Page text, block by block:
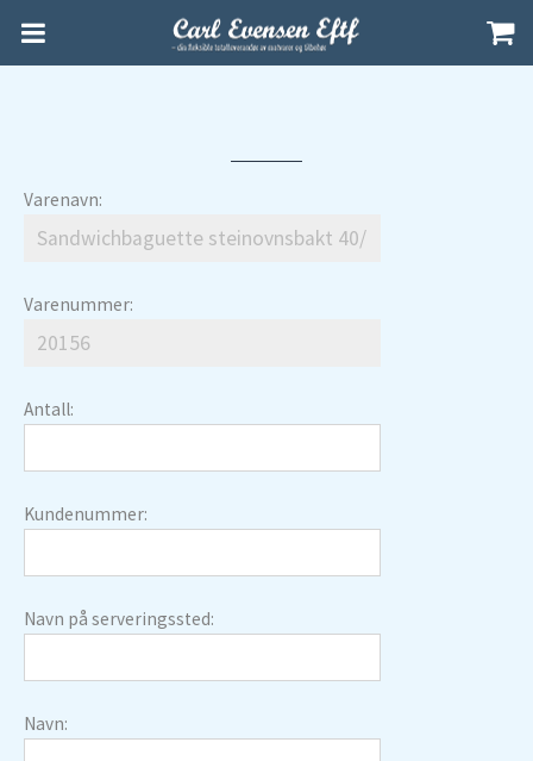
Varenavn:
Varenummer:
Antall:
Kundenummer:
Navn på serveringssted:
Navn: